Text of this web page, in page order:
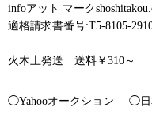
infoアット マーク
適格請求書番号:T5-8105-
火木土発送 送料￥310～
◯Yahooオークション
◯日